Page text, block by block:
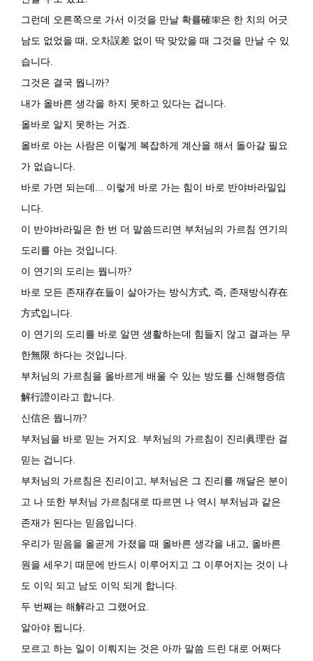
그런데 오른쪽으로 가서 이것을 만날 확률確率은 한 치의 어긋
남도 없었을 때, 오차誤差 없이 딱 맞았을 때 그것을 만날 수 있
습니다.
그것은 결국 뭡니까?
내가 올바른 생각을 하지 못하고 있다는 겁니다.
올바로 알지 못하는 거죠.
올바로 아는 사람은 이렇게 복잡하게 계산을 해서 돌아갈 필요
가 없습니다.
바로 가면 되는데... 이렇게 바로 가는 힘이 바로 반야바라밀입
니다.
이 반야바라밀은 한 번 더 말씀드리면 부처님의 가르침 연기의
도리를 아는 것입니다.
이 연기의 도리는 뭡니까?
바로 모든 존재存在들이 살아가는 방식方式, 즉, 존재방식存在
方式입니다.
이 연기의 도리를 바로 알면 생활하는데 힘들지 않고 결과는 무
한無限 하다는 것입니다.
부처님의 가르침을 올바르게 배울 수 있는 방도를 신해행증信
解行證이라고 합니다.
신信은 뭡니까?
부처님을 바로 믿는 거지요. 부처님의 가르침이 진리眞理란 걸
믿는 겁니다.
부처님의 가르침은 진리이고, 부처님은 그 진리를 깨달은 분이
고 나 또한 부처님 가르침대로 따르면 나 역시 부처님과 같은
존재가 된다는 믿음입니다.
우리가 믿음을 올곧게 가졌을 때 올바른 생각을 내고, 올바른
원을 세우기 때문에 반드시 이루어지고 그 이루어지는 것이 나
도 이익 되고 남도 이익 되게 합니다.
두 번째는 해解라고 그랬어요.
알아야 됩니다.
모르고 하는 일이 이뤄지는 것은 아까 말씀 드린 대로 어쩌다